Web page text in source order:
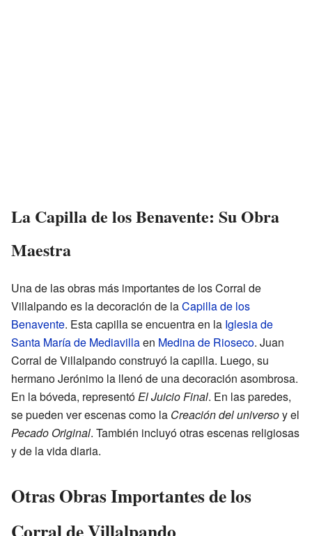
La Capilla de los Benavente: Su Obra
Maestra
Una de las obras más importantes de los Corral de
Villalpando es la decoración de laCapilla de los
Benavente. Esta capilla se encuentra en la Iglesia de
Santa María de Mediavillaen Medina de Rioseco. Juan
Corral de Villalpando construyó la capilla. Luego, su
hermano Jerónimo la llenó de una decoración asombrosa.
En la bóveda, representó El Juicio Final. En las paredes,
se pueden ver escenas como la Creación del universoy el
Pecado Original. También incluyó otras escenas religiosas
y de la vida diaria.
Otras Obras Importantes de los